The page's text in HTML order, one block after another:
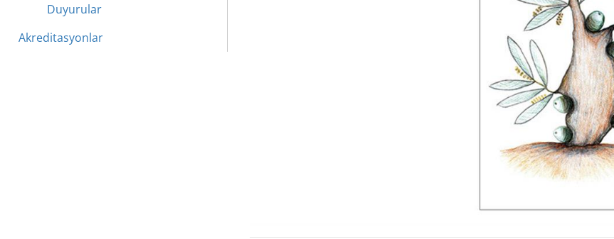
Duyurular
Akreditasyonlar